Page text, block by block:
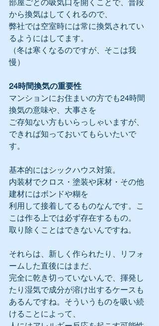
部屋ごとの吸気口を開くことで、普段
から換気はしてくれるので、
弊社では空室時には常に換気されてい
るようにはしてます。
（冬は寒くなるのですが、そこは我
慢）
24時間換気の重要性
マンションにお住まいの方でも24時間
換気の意味や、大事さを
ご存知ない方もいらっしゃいますが、
できれば知っておいてもらいたいで
す。
基本的にはシックハウス対策。
内装材でクロス・塗装や床材・その他
建材にはボンドや糊を
利用して接着してるものなんです。こ
こは作る上では必ず存在するもの。
取り除くことはできないんですね。
それらは、新しく作られたり、リフォ
ームした直後にはまだ、
完全に乾き切っていないんで、揮発し
たり湿気で成分が溶け出するケースも
あるんですね。そういうものを吸い続
けることによって、